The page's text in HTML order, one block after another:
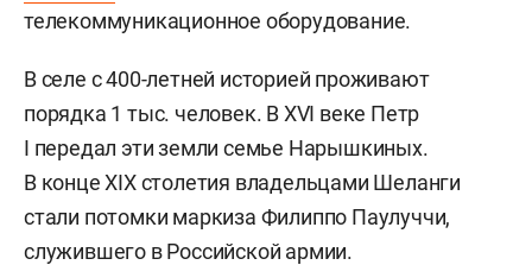
телекоммуникационное оборудование.
В селе с 400-летней историей проживают
порядка 1 тыс. человек. В XVI веке Петр
I передал эти земли семье Нарышкиных.
В конце XIX столетия владельцами Шеланги
стали потомки маркиза Филиппо Паулуччи,
служившего в Российской армии.